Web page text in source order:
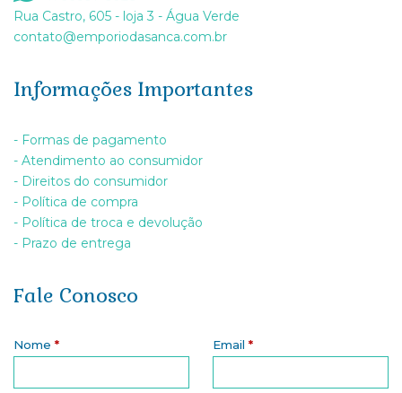
Rua Castro, 605 - loja 3 - Água Verde
contato@emporiodasanca.com.br
Informações Importantes
- Formas de pagamento
- Atendimento ao consumidor
- Direitos do consumidor
- Política de compra
- Política de troca e devolução
- Prazo de entrega
Fale Conosco
Nome * Email *